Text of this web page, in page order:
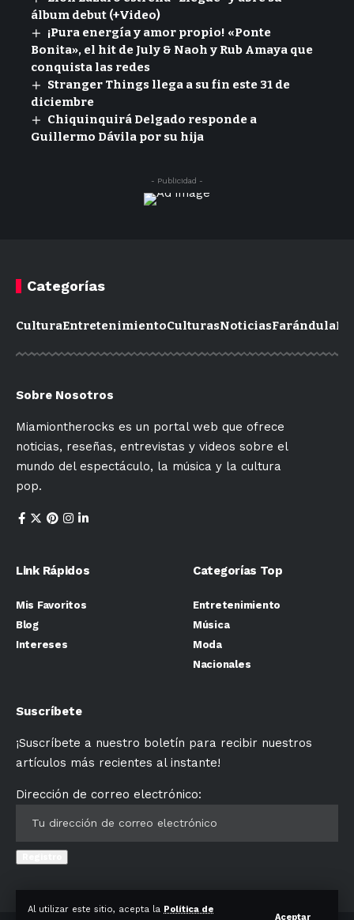
Al utilizar este sitio, acepta la Política de
Aceptar
álbum debut (+Video)
¡Pura energía y amor propio! «Ponte
Bonita», el hit de July & Naoh y Rub Amaya que
conquista las redes
Stranger Things llega a su fin este 31 de
diciembre
Chiquinquirá Delgado responde a
Guillermo Dávila por su hija
- Publicidad -
Categorías
CulturaEntretenimientoCulturasNoticiasFarándula
Sobre Nosotros
Miamiontherocks es un portal web que ofrece
noticias, reseñas, entrevistas y videos sobre el
mundo del espectáculo, la música y la cultura
pop.
Link Rápidos
Mis Favoritos
Blog
Intereses
Categorías Top
Entretenimiento
Música
Moda
Nacionales
Suscríbete
¡Suscríbete a nuestro boletín para recibir nuestros
artículos más recientes al instante!
Dirección de correo electrónico: